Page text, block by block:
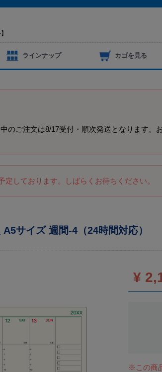
ラインナップ カゴを見る
のご注文は8/17受付・順次発送となります。
しております。しばらくお待ちください。
サイズ 週間-4（24時間対応）
¥
※この商